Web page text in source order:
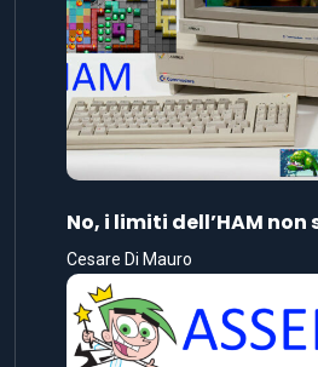
No, i limiti dell’HAM
Cesare Di Mauro